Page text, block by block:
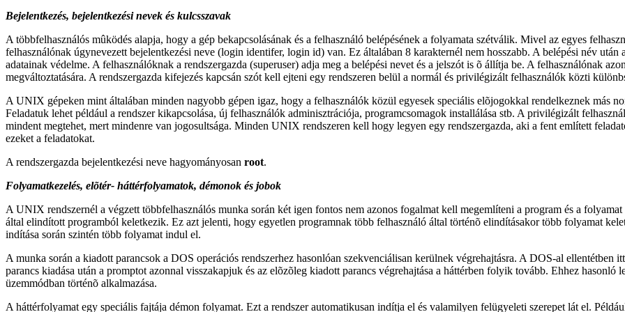
Bejelentkezés, bejelentkezési nevek és kulcsszavak
A többfelhasználós mûködés alapja, hogy a gép bekapcsolásának és a felhasználó belépésének a folyamata szétválik. Mivel az egyes
felhasználónak úgynevezett bejelentkezési neve (login identifer, login id) van. Ez általában 8 karakternél nem hosszabb. A belépési név
adatainak védelme. A felhasználóknak a rendszergazda (superuser) adja meg a belépési nevet és a jelszót is õ állítja be. A felhasználónak
megváltoztatására. A rendszergazda kifejezés kapcsán szót kell ejteni egy rendszeren belül a normál és privilégizált felhasználók közti
A UNIX gépeken mint általában minden nagyobb gépen igaz, hogy a felhasználók közül egyesek speciális elõjogokkal rendelkeznek más
Feladatuk lehet például a rendszer kikapcsolása, új felhasználók adminisztrációja, programcsomagok installálása stb. A privilégizált
mindent megtehet, mert mindenre van jogosultsága. Minden UNIX rendszeren kell hogy legyen egy rendszergazda, aki a fent említett
ezeket a feladatokat.
A rendszergazda bejelentkezési neve hagyományosan root.
Folyamatkezelés, elõtér- háttérfolyamatok, démonok és jobok
A UNIX rendszernél a végzett többfelhasználós munka során két igen fontos nem azonos fogalmat kell megemlíteni a program és a
által elindított programból keletkezik. Ez azt jelenti, hogy egyetlen programnak több felhasználó által történõ elindításakor több folyamat
indítása során szintén több folyamat indul el.
A munka során a kiadott parancsok a DOS operációs rendszerhez hasonlóan szekvenciálisan kerülnek végrehajtásra. A DOS-al
parancs kiadása után a promptot azonnal visszakapjuk és az elõzõleg kiadott parancs végrehajtása a háttérben folyik tovább. Ehhez
üzemmódban történõ alkalmazása.
A háttérfolyamat egy speciális fajtája démon folyamat. Ezt a rendszer automatikusan indítja el és valamilyen felügyeleti szerepet lát el.